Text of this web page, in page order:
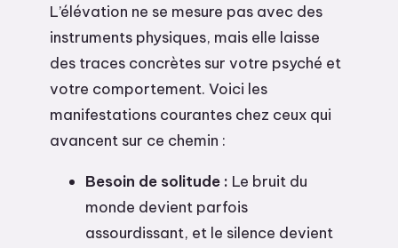
L’élévation ne se mesure pas avec des
instruments physiques, mais elle laisse
des traces concrètes sur votre psyché et
votre comportement. Voici les
manifestations courantes chez ceux qui
avancent sur ce chemin :
Besoin de solitude : Le bruit du
monde devient parfois
assourdissant, et le silence devient